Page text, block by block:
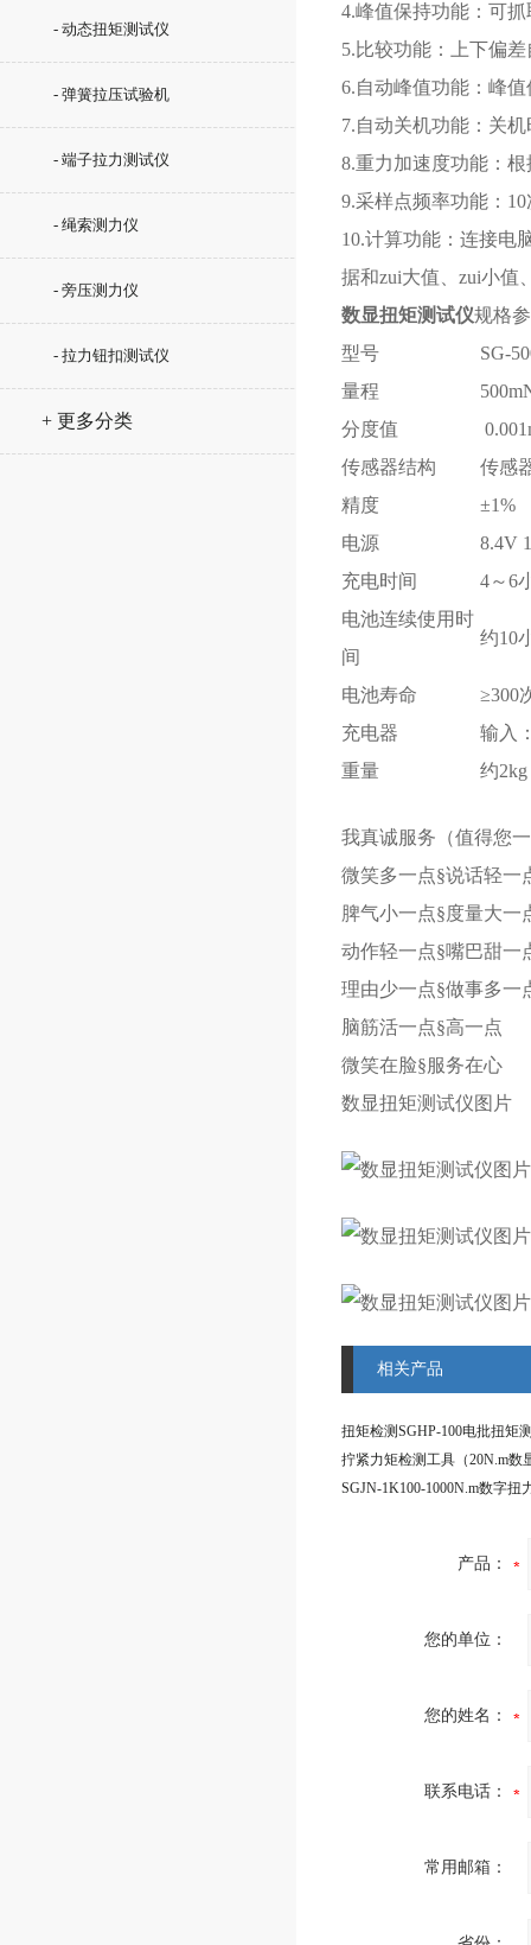
- 动态扭矩测试仪
- 弹簧拉压试验机
- 端子拉力测试仪
- 绳索测力仪
- 旁压测力仪
- 拉力钮扣测试仪
+ 更多分类
4.峰值保持功能：可
5.比较功能：上下偏
6.自动峰值功能：峰
7.自动关机功能：关
8.重力加速度功能：
9.采样点频率功能：
10.计算功能：连接电
据和zui大值、zui小值
数显扭矩测试仪规格
型号
SG-
量程
分度值
传感器结构
传感
精度
±1%
电源
8.4V
充电时间
4～6
电池连续使用时
间
约10
电池寿命
≥300
充电器
输入
重量
约2kg
我真诚服务（值得您
微笑多一点§说话轻一
脾气小一点§度量大一
动作轻一点§嘴巴甜一
理由少一点§做事多一
脑筋活一点§高一点
微笑在脸§服务在心
数显扭矩测试仪图片
相关产品
产品：
您的单位：
您的姓名：
联系电话：
常用邮箱：